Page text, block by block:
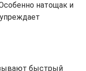
натощак и
быстрый